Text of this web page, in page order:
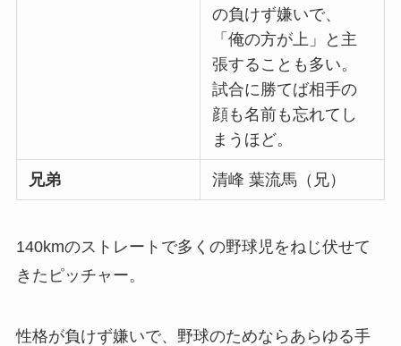
の負けず嫌いで、
「俺の方が上」と主
張することも多い。
試合に勝てば相手の
顔も名前も忘れてし
まうほど。
兄弟 清峰 葉流馬（兄）
140kmのストレートで多くの野球児をねじ伏せて
きたピッチャー。
性格が負けず嫌いで、野球のためならあらゆる手